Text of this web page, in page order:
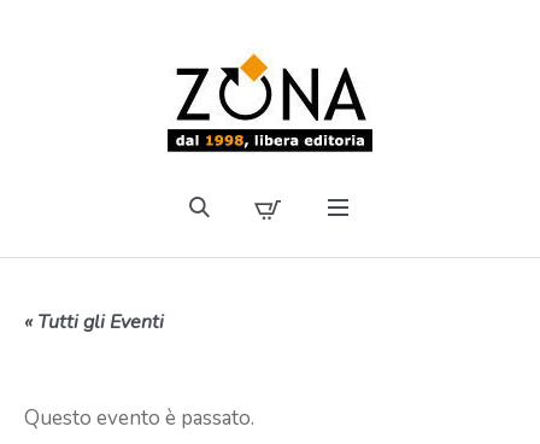
« Tutti gli Eventi
Questo evento è passato.